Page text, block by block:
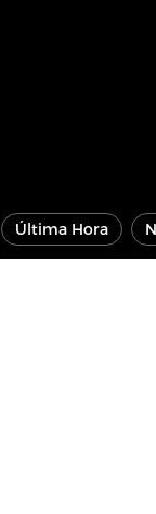
Última Hora